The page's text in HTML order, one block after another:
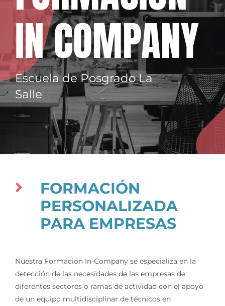
IN COMPANY
Escuela de Posgrado La
Salle
FORMACIÓN
PERSONALIZADA
PARA EMPRESAS
Nuestra Formación In-Company se especializa en la
detección de las necesidades de las empresas de
diferentes sectores o ramas de actividad con el apoyo
de un equipo multidisciplinar de técnicos en